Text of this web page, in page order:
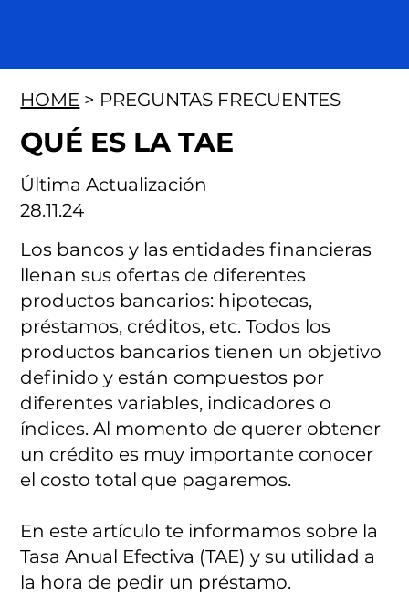
Última Actualización
28.11.24
HOME > PREGUNTAS FRECUENTES
QUÉ ES LA TAE
Los bancos y las entidades financieras
llenan sus ofertas de diferentes
productos bancarios: hipotecas,
préstamos, créditos, etc. Todos los
productos bancarios tienen un objetivo
definido y están compuestos por
diferentes variables, indicadores o
índices. Al momento de querer obtener
un crédito es muy importante conocer
el costo total que pagaremos.
En este artículo te informamos sobre la
Tasa Anual Efectiva (TAE) y su utilidad a
la hora de pedir un préstamo.